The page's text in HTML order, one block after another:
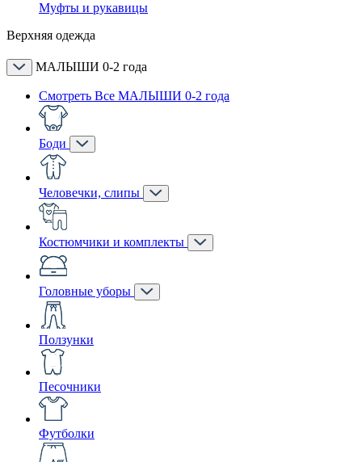
Муфты и рукавицы
Верхняя одежда
МАЛЫШИ 0-2 года
Смотреть Все МАЛЫШИ 0-2 года
Боди
Человечки, слипы
Костюмчики и комплекты
Головные уборы
Ползунки
Песочники
Футболки